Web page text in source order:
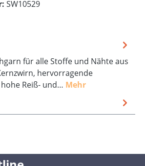
SW10529
für alle Stoffe und Nähte aus
hervorragende
Reiß- und… Mehr